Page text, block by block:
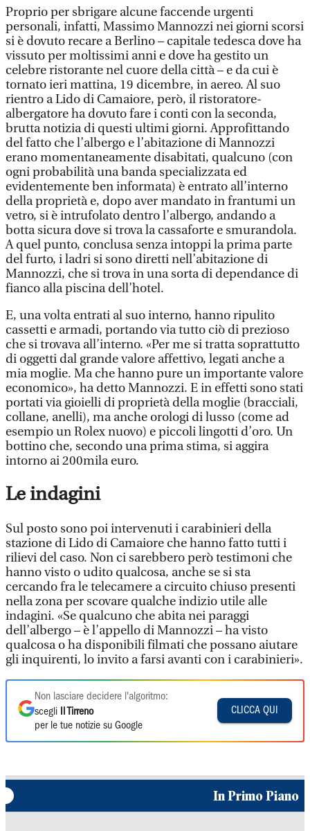
Proprio per sbrigare alcune faccende urgenti
personali, infatti, Massimo Mannozzi nei giorni scorsi
si è dovuto recare a Berlino – capitale tedesca dove ha
vissuto per moltissimi anni e dove ha gestito un
celebre ristorante nel cuore della città – e da cui è
tornato ieri mattina, 19 dicembre, in aereo. Al suo
rientro a Lido di Camaiore, però, il ristoratore-
albergatore ha dovuto fare i conti con la seconda,
brutta notizia di questi ultimi giorni. Approfittando
del fatto che l’albergo e l’abitazione di Mannozzi
erano momentaneamente disabitati, qualcuno (con
ogni probabilità una banda specializzata ed
evidentemente ben informata) è entrato all’interno
della proprietà e, dopo aver mandato in frantumi un
vetro, si è intrufolato dentro l’albergo, andando a
botta sicura dove si trova la cassaforte e smurandola.
A quel punto, conclusa senza intoppi la prima parte
del furto, i ladri si sono diretti nell’abitazione di
Mannozzi, che si trova in una sorta di dependance di
fianco alla piscina dell’hotel.
E, una volta entrati al suo interno, hanno ripulito
cassetti e armadi, portando via tutto ciò di prezioso
che si trovava all’interno. «Per me si tratta soprattutto
di oggetti dal grande valore affettivo, legati anche a
mia moglie. Ma che hanno pure un importante valore
economico», ha detto Mannozzi. E in effetti sono stati
portati via gioielli di proprietà della moglie (bracciali,
collane, anelli), ma anche orologi di lusso (come ad
esempio un Rolex nuovo) e piccoli lingotti d’oro. Un
bottino che, secondo una prima stima, si aggira
intorno ai 200mila euro.
Le indagini
Sul posto sono poi intervenuti i carabinieri della
stazione di Lido di Camaiore che hanno fatto tutti i
rilievi del caso. Non ci sarebbero però testimoni che
hanno visto o udito qualcosa, anche se si sta
cercando fra le telecamere a circuito chiuso presenti
nella zona per scovare qualche indizio utile alle
indagini. «Se qualcuno che abita nei paraggi
dell’albergo – è l’appello di Mannozzi – ha visto
qualcosa o ha disponibili filmati che possano aiutare
gli inquirenti, lo invito a farsi avanti con i carabinieri».
Non lasciare decidere l'algoritmo:
scegli
Il Tirreno
per le tue notizie su Google
CLICCA QUI
In Primo Piano